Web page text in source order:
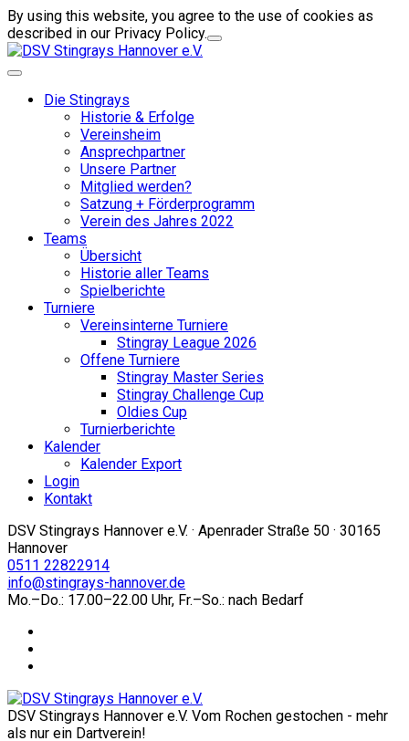
By using this website, you agree to the use of cookies as
described in our Privacy Policy.
Die Stingrays
Historie & Erfolge
Vereinsheim
Ansprechpartner
Unsere Partner
Mitglied werden?
Satzung + Förderprogramm
Verein des Jahres 2022
Teams
Übersicht
Historie aller Teams
Spielberichte
Turniere
Vereinsinterne Turniere
Stingray League 2026
Offene Turniere
Stingray Master Series
Stingray Challenge Cup
Oldies Cup
Turnierberichte
Kalender
Kalender Export
Login
Kontakt
DSV Stingrays Hannover e.V. · Apenrader Straße 50 · 30165
Hannover
0511 22822914
info@stingrays-hannover.de
Mo.–Do.: 17.00–22.00 Uhr, Fr.–So.: nach Bedarf
DSV Stingrays Hannover e.V. Vom Rochen gestochen - mehr
als nur ein Dartverein!